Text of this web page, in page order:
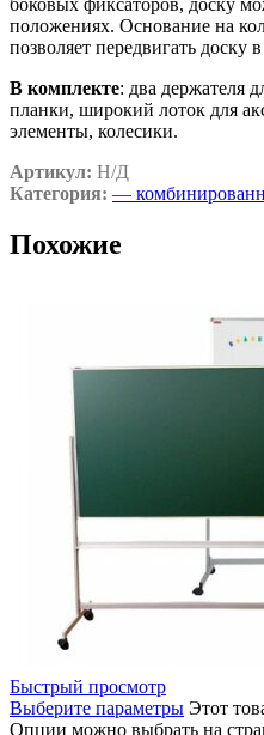
боковых фиксаторов, доску
положениях. Основание на
позволяет передвигать доску
В комплекте: два держателя
планки, широкий лоток для
элементы, колесики.
Артикул: Н/Д
Категория: —
Похожие
Быстрый просмотр
Выберите параметры Этот
Опции можно выбрать на